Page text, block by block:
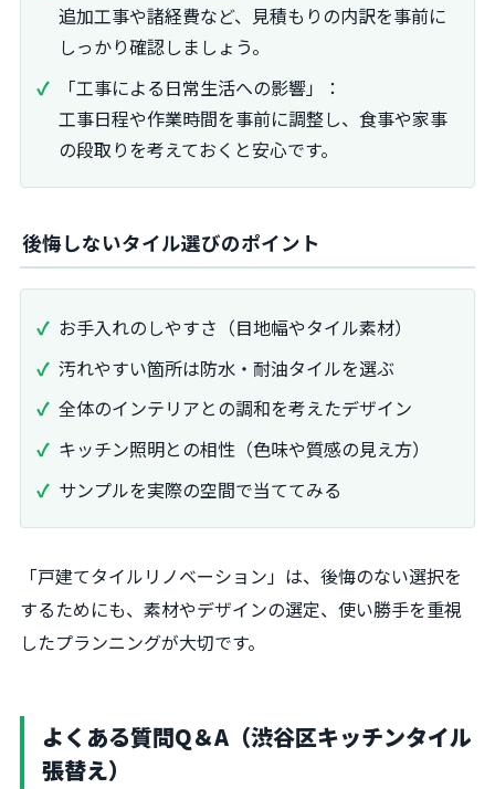
追加工事や諸経費など、見積もりの内訳を事前に
しっかり確認しましょう。
「工事による日常生活への影響」：
工事日程や作業時間を事前に調整し、食事や家事
の段取りを考えておくと安心です。
後悔しないタイル選びのポイント
お手入れのしやすさ（目地幅やタイル素材）
汚れやすい箇所は防水・耐油タイルを選ぶ
全体のインテリアとの調和を考えたデザイン
キッチン照明との相性（色味や質感の見え方）
サンプルを実際の空間で当ててみる
「戸建てタイルリノベーション」は、後悔のない選択を
するためにも、素材やデザインの選定、使い勝手を重視
したプランニングが大切です。
よくある質問Q＆A（渋谷区キッチンタイル
張替え）